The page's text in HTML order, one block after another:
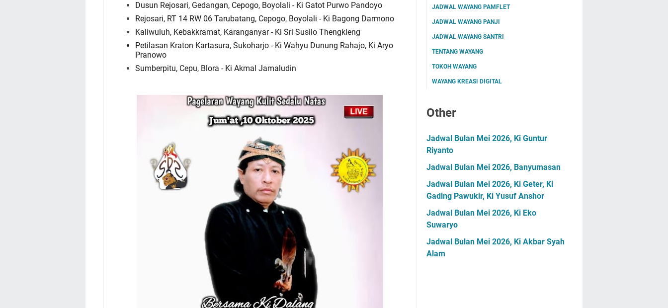
Dusun Rejosari, Gedangan, Cepogo, Boyolali - Ki Gatot Purwo Pandoyo
Rejosari, RT 14 RW 06 Tarubatang, Cepogo, Boyolali - Ki Bagong Darmono
Kaliwuluh, Kebakkramat, Karanganyar - Ki Sri Susilo Thengkleng
Petilasan Kraton Kartasura, Sukoharjo - Ki Wahyu Dunung Rahajo, Ki Aryo
Pranowo
Sumberpitu, Cepu, Blora - Ki Akmal Jamaludin
JADWAL WAYANG PAMFLET
JADWAL WAYANG PANJI
JADWAL WAYANG SANTRI
TENTANG WAYANG
TOKOH WAYANG
WAYANG KREASI DIGITAL
Other
Jadwal Bulan Mei 2026, Ki Guntur
Riyanto
Jadwal Bulan Mei 2026, Banyumasan
Jadwal Bulan Mei 2026, Ki Geter, Ki
Gading Pawukir, Ki Yusuf Anshor
Jadwal Bulan Mei 2026, Ki Eko
Suwaryo
Jadwal Bulan Mei 2026, Ki Akbar Syah
Alam